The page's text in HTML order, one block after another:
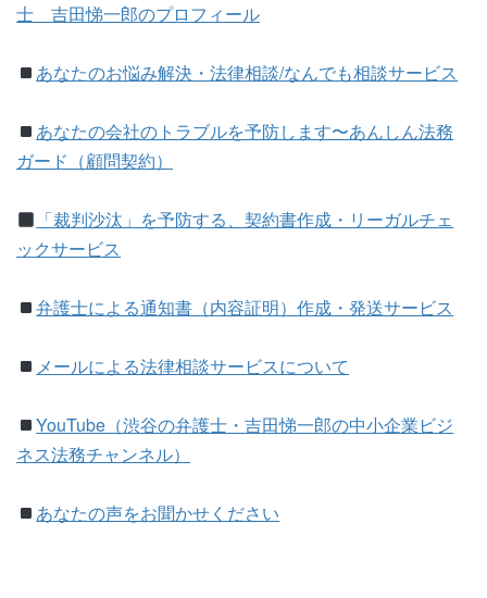
士 吉田悌一郎のプロフィール
あなたのお悩み解決・法律相談/なんでも相談サービス
あなたの会社のトラブルを予防します〜あんしん法務
ガード（顧問契約）
「裁判沙汰」を予防する、契約書作成・リーガルチェ
ックサービス
弁護士による通知書（内容証明）作成・発送サービス
メールによる法律相談サービスについて
YouTube（渋谷の弁護士・吉田悌一郎の中小企業ビジ
ネス法務チャンネル）
あなたの声をお聞かせください